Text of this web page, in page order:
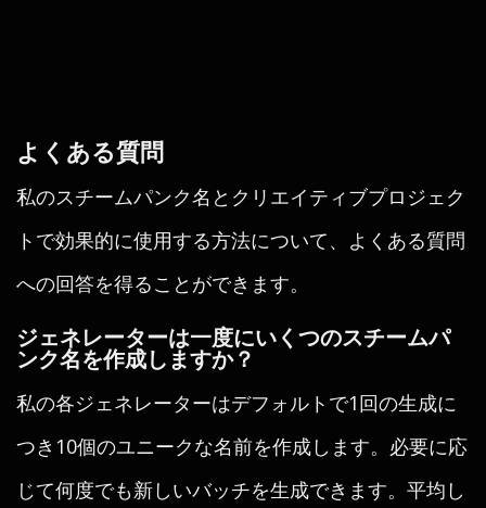
よくある質問
私のスチームパンク名とクリエイティブプロジェク
トで効果的に使用する方法について、よくある質問
への回答を得ることができます。
ジェネレーターは一度にいくつのスチームパ
ンク名を作成しますか？
私の各ジェネレーターはデフォルトで1回の生成に
つき10個のユニークな名前を作成します。必要に応
じて何度でも新しいバッチを生成できます。平均し